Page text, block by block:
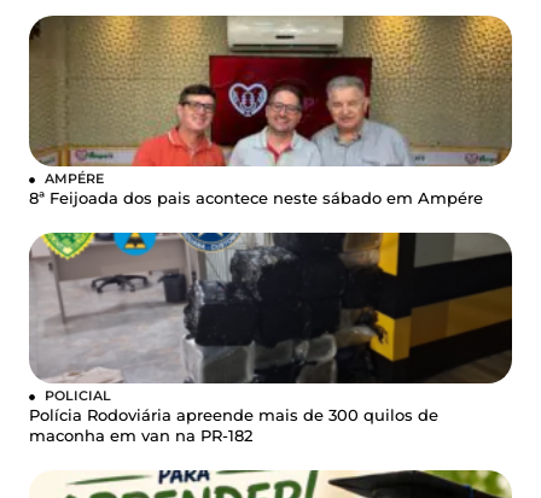
AMPÉRE
8ª Feijoada dos pais acontece neste sábado em Ampére
POLICIAL
Polícia Rodoviária apreende mais de 300 quilos de
maconha em van na PR-182